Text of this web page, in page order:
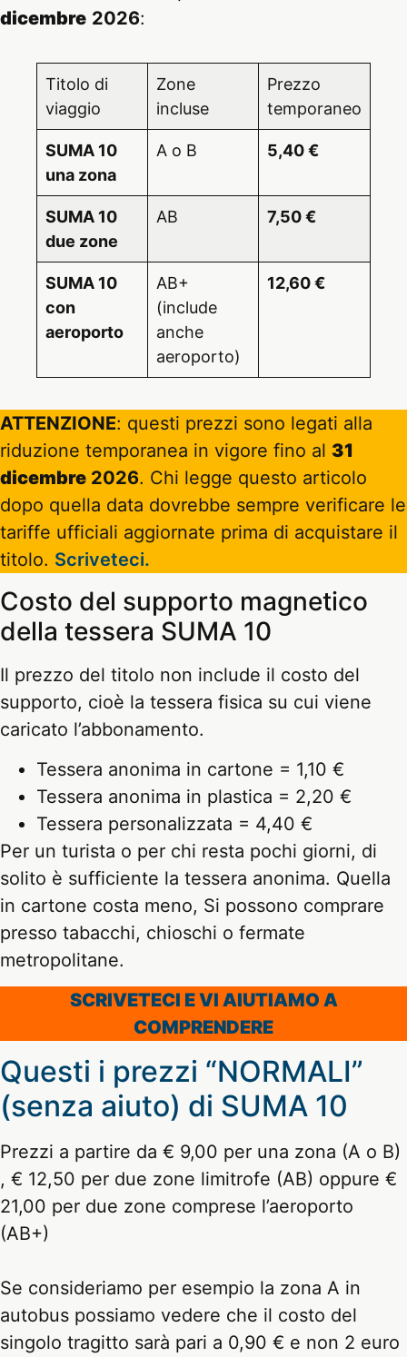
dicembre 2026:
Titolo di
viaggio
Zone
incluse
Prezzo
temporaneo
SUMA 10
una zona
A o B 5,40 €
SUMA 10
due zone
AB 7,50 €
SUMA 10
con
aeroporto
AB+
(include
anche
aeroporto)
12,60 €
ATTENZIONE: questi prezzi sono legati alla
riduzione temporanea in vigore fino al 31
dicembre 2026. Chi legge questo articolo
dopo quella data dovrebbe sempre verificare le
tariffe ufficiali aggiornate prima di acquistare il
titolo. Scriveteci.
Costo del supporto magnetico
della tessera SUMA 10
Il prezzo del titolo non include il costo del
supporto, cioè la tessera fisica su cui viene
caricato l’abbonamento.
Tessera anonima in cartone = 1,10 €
Tessera anonima in plastica = 2,20 €
Tessera personalizzata = 4,40 €
Per un turista o per chi resta pochi giorni, di
solito è sufficiente la tessera anonima. Quella
in cartone costa meno, Si possono comprare
presso tabacchi, chioschi o fermate
metropolitane.
SCRIVETECI E VI AIUTIAMO A
COMPRENDERE
Questi i prezzi “NORMALI”
(senza aiuto) di SUMA 10
Prezzi a partire da € 9,00 per una zona (A o B)
, € 12,50 per due zone limitrofe (AB) oppure €
21,00 per due zone comprese l’aeroporto
(AB+)
Se consideriamo per esempio la zona A in
autobus possiamo vedere che il costo del
singolo tragitto sarà pari a 0,90 € e non 2 euro